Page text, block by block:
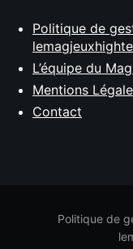
Politique de
L’équipe du
Mentions
Contact
Politique de